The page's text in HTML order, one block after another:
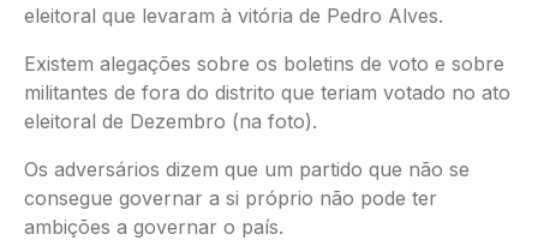
eleitoral que levaram à vitória de Pedro Alves.
Existem alegações sobre os boletins de voto e sobre
militantes de fora do distrito que teriam votado no ato
eleitoral de Dezembro (na foto).
Os adversários dizem que um partido que não se
consegue governar a si próprio não pode ter
ambições a governar o país.